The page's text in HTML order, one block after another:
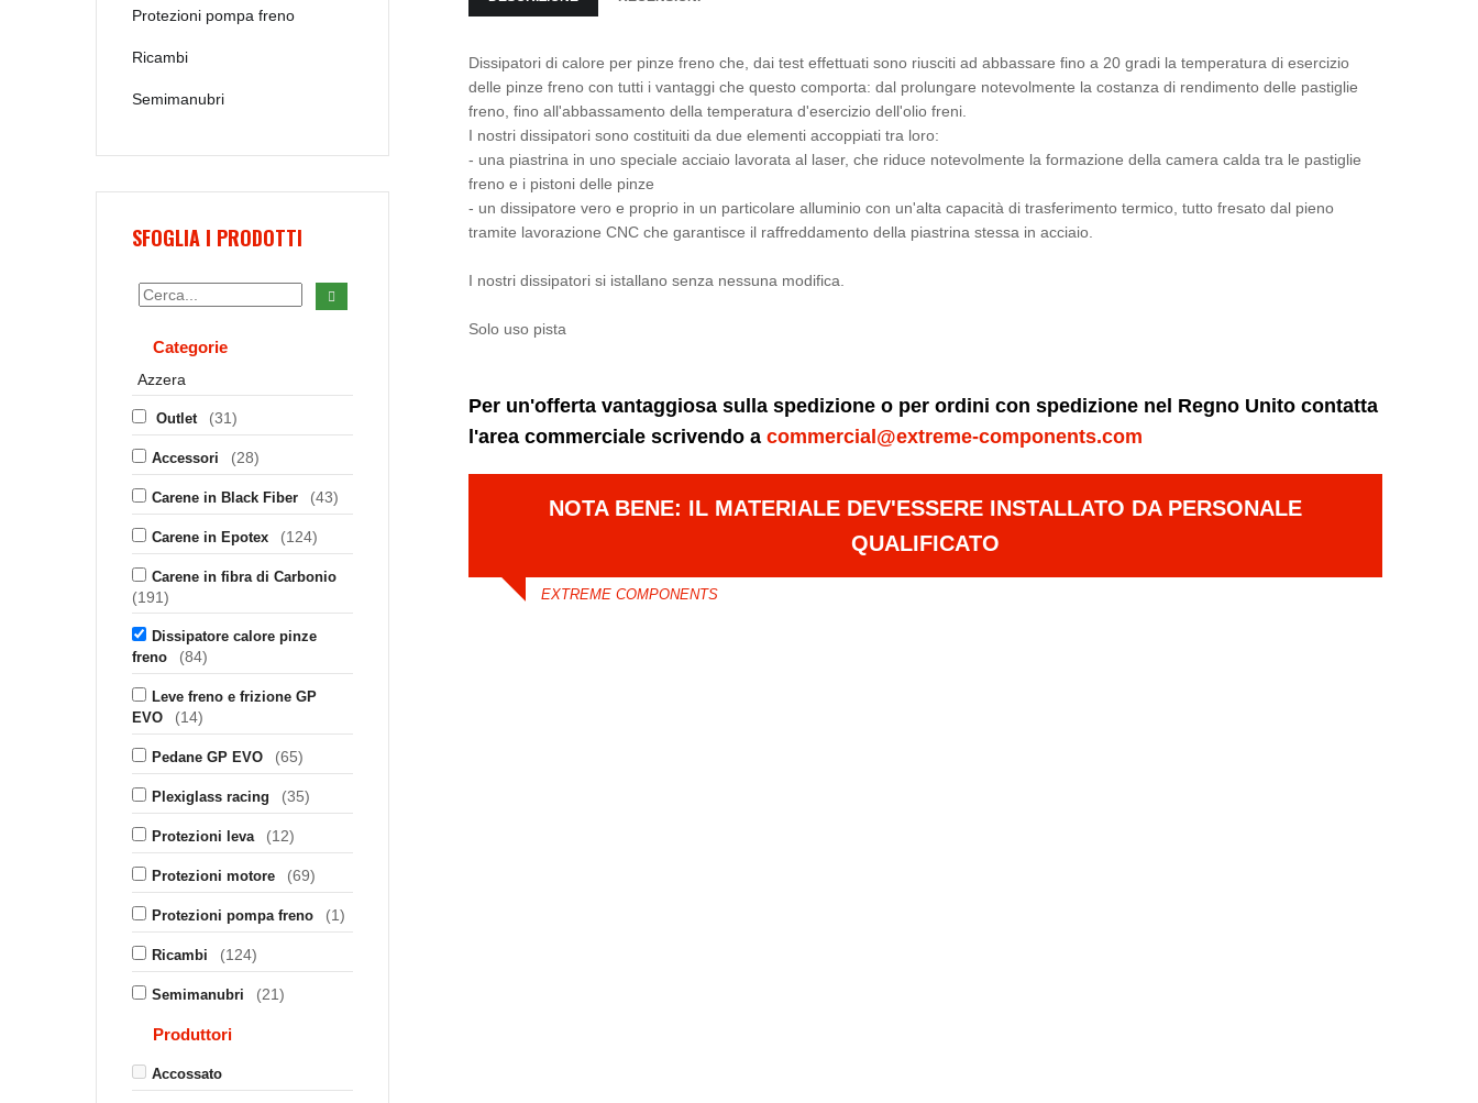
Dissipatori di calore per pinze freno che, dai test effettuati sono riusciti ad abbassare fino a 20 gradi la temperatura di esercizio
delle pinze freno con tutti i vantaggi che questo comporta: dal prolungare notevolmente la costanza di rendimento delle pastiglie
freno, fino all'abbassamento della temperatura d'esercizio dell'olio freni.
I nostri dissipatori sono costituiti da due elementi accoppiati tra loro:
- una piastrina in uno speciale acciaio lavorata al laser, che riduce notevolmente la formazione della camera calda tra le pastiglie
freno e i pistoni delle pinze
- un dissipatore vero e proprio in un particolare alluminio con un'alta capacità di trasferimento termico, tutto fresato dal pieno
tramite lavorazione CNC che garantisce il raffreddamento della piastrina stessa in acciaio.
I nostri dissipatori si istallano senza nessuna modifica.
Solo uso pista
Per un'offerta vantaggiosa sulla spedizione o per ordini con spedizione nel Regno Unito contatta
l'area commerciale scrivendo acommercial@extreme-components.com
NOTA BENE: IL MATERIALE DEV'ESSERE INSTALLATO DA PERSONALE
QUALIFICATO
EXTREME COMPONENTS
Protezioni pompa freno
Ricambi
Semimanubri
SFOGLIA I PRODOTTI
Categorie
Azzera
Outlet (31)
Accessori (28)
Carene in Black Fiber (43)
Carene in Epotex (124)
Carene in fibra di Carbonio
(191)
Dissipatore calore pinze
freno
(84)
Leve freno e frizione GP
EVO
(14)
Pedane GP EVO (65)
Plexiglass racing (35)
Protezioni leva (12)
Protezioni motore (69)
Protezioni pompa freno (1)
Ricambi (124)
Semimanubri (21)
Produttori
Accossato